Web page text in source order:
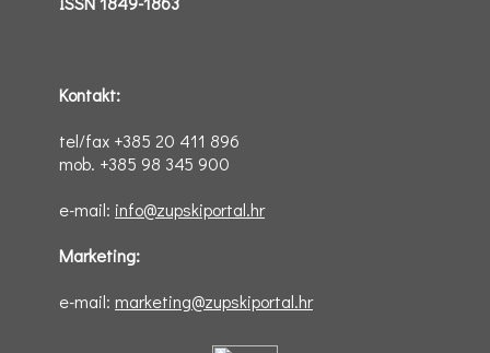
Kontakt:
tel/fax +385 20 411 896
mob. +385 98 345 900
e-mail: info@zupskiportal.hr
Marketing:
e-mail: marketing@zupskiportal.hr